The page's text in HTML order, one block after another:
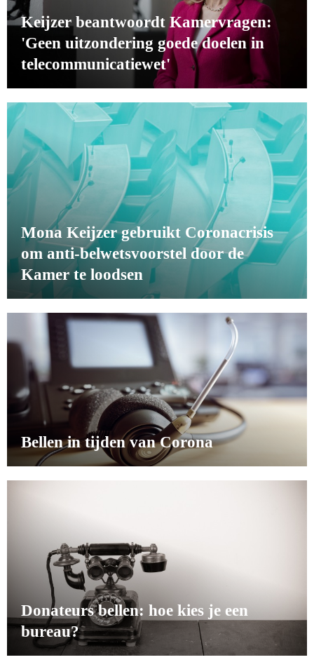
Keijzer beantwoordt Kamervragen:
'Geen uitzondering goede doelen in
telecommunicatiewet'
Mona Keijzer gebruikt Coronacrisis
om anti-belwetsvoorstel door de
Kamer te loodsen
Bellen in tijden van Corona
Donateurs bellen: hoe kies je een
bureau?